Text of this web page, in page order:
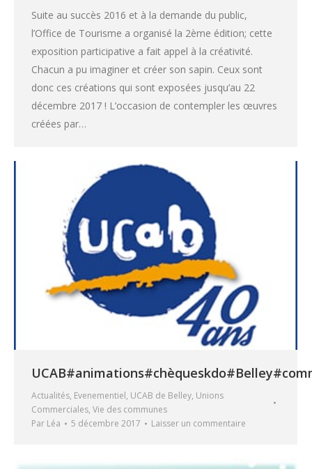
Suite au succès 2016 et à la demande du public,
l’Office de Tourisme a organisé la 2ème édition; cette
exposition participative a fait appel à la créativité.
Chacun a pu imaginer et créer son sapin. Ceux sont
donc ces créations qui sont exposées jusqu’au 22
décembre 2017 ! L’occasion de contempler les œuvres
créées par…
Actualités, Evenementiel, UCAB de Belley, Unions
Commerciales, Vie des communes
Par Léa 5 décembre 2017 Laisser un commentaire